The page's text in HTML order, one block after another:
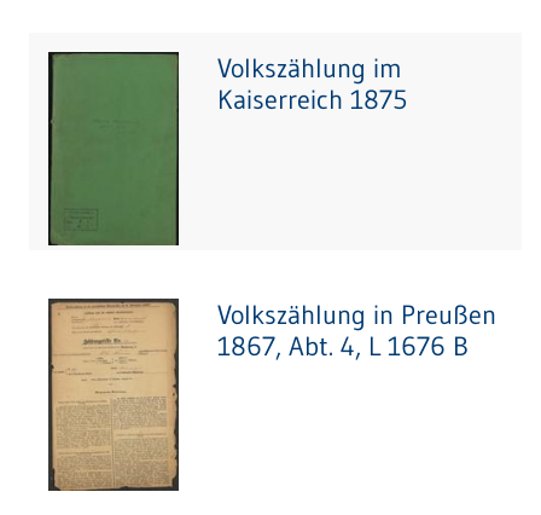
Volkszählung im
Kaiserreich 1875
Volkszählung in Preußen
1867, Abt. 4, L 1676 B